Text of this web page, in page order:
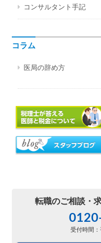
コンサルタント手記
コラム
医局の辞め方
転職のご相談・
受付時間